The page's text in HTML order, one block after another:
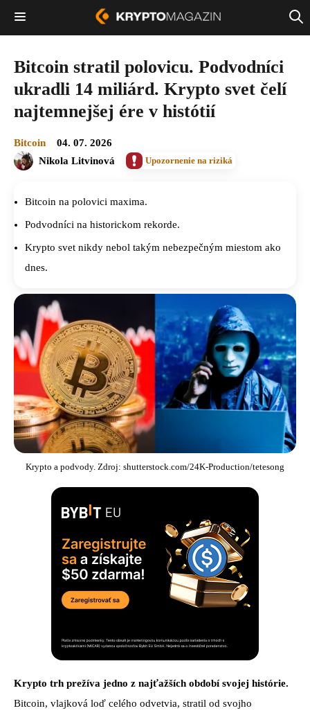
Bitcoin stratil polovicu. Podvodníci
ukradli 14 miliárd. Krypto svet čelí
najtemnejšej ére v histótií
Bitcoin
04. 07. 2026
Nikola Litvinová
Upozornenie na riziká
Bitcoin na polovici maxima.
Podvodníci na historickom rekorde.
Krypto svet nikdy nebol takým nebezpečným miestom ako
dnes.
Krypto a podvody. Zdroj: shutterstock.com/24K-Production/tetesong
Krypto trh prežíva jedno z najťažších období svojej histórie.
Bitcoin, vlajková loď celého odvetvia, stratil od svojho